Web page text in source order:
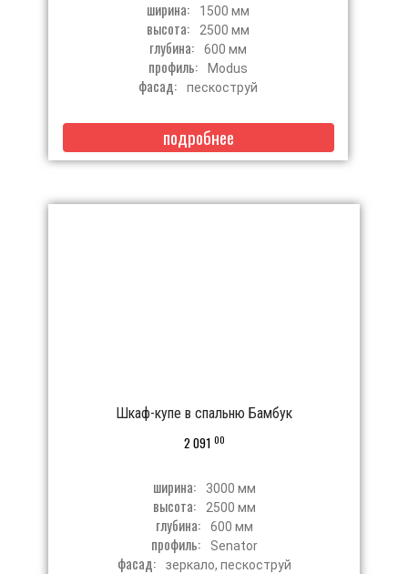
ширина: 1500 мм
высота: 2500 мм
глубина: 600 мм
профиль: Modus
фасад: пескоструй
подробнее
Шкаф-купе в спальню Бамбук
2 091 00
ширина: 3000 мм
высота: 2500 мм
глубина: 600 мм
профиль: Senator
фасад: зеркало, пескоструй